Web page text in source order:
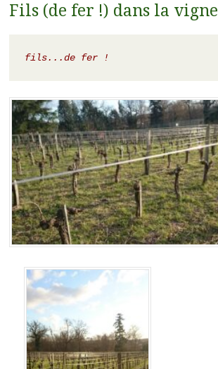
Fils (de fer !) dans la vigne
fils...de fer !